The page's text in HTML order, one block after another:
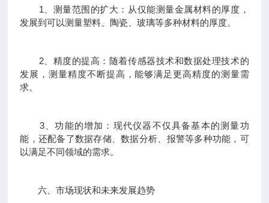
1、测量范围的扩大：从仅能测量金属材料的厚度，
发展到可以测量塑料、陶瓷、玻璃等多种材料的厚度。
2、精度的提高：随着传感器技术和数据处理技术的
发展，测量精度不断提高，能够满足更高精度的测量需
求。
3、功能的增加：现代仪器不仅具备基本的测量功
能，还配备了数据存储、数据分析、报警等多种功能，可
以满足不同领域的需求。
六、市场现状和未来发展趋势